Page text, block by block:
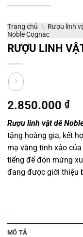
Trang chủ \ Rượu linh
Noble Cognac
RƯỢU LINH
2.850.000 ₫
Rượu linh vật dê
tặng hoàng gia, kết
mạ vàng tinh xảo
tiếng để đón mừng
đang được giới thiệu
MÔ TẢ